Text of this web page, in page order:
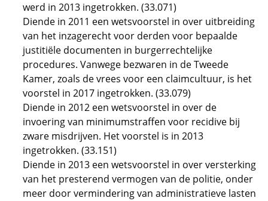
werd in 2013 ingetrokken. (33.071)
Diende in 2011 een wetsvoorstel in over uitbreiding
van het inzagerecht voor derden voor bepaalde
justitiële documenten in burgerrechtelijke
procedures. Vanwege bezwaren in de Tweede
Kamer, zoals de vrees voor een claimcultuur, is het
voorstel in 2017 ingetrokken. (33.079)
Diende in 2012 een wetsvoorstel in over de
invoering van minimumstraffen voor recidive bij
zware misdrijven. Het voorstel is in 2013
ingetrokken. (33.151)
Diende in 2013 een wetsvoorstel in over versterking
van het presterend vermogen van de politie, onder
meer door vermindering van administratieve lasten